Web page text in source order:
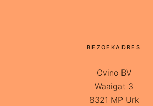
BEZOEKADRES
Ovino BV
Waaigat 3
8321 MP Urk